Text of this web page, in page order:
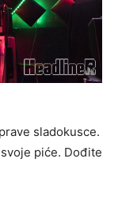
sladokusce.
piće. Dođite